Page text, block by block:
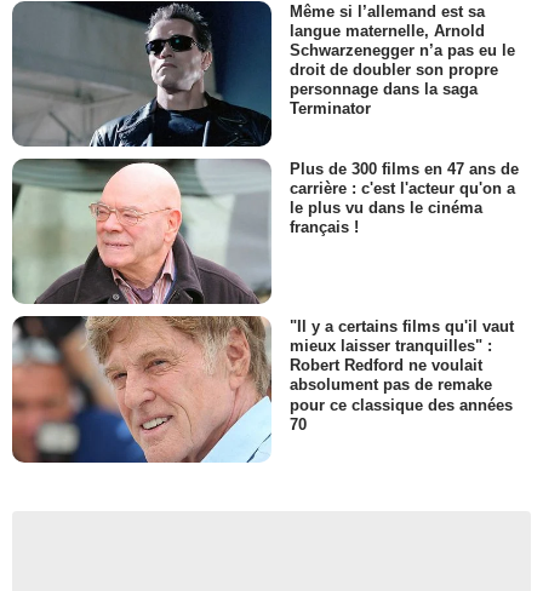
Même si l’allemand est sa
langue maternelle, Arnold
Schwarzenegger n’a pas eu le
droit de doubler son propre
personnage dans la saga
Terminator
Plus de 300 films en 47 ans de
carrière : c'est l'acteur qu'on a
le plus vu dans le cinéma
français !
"Il y a certains films qu'il vaut
mieux laisser tranquilles" :
Robert Redford ne voulait
absolument pas de remake
pour ce classique des années
70